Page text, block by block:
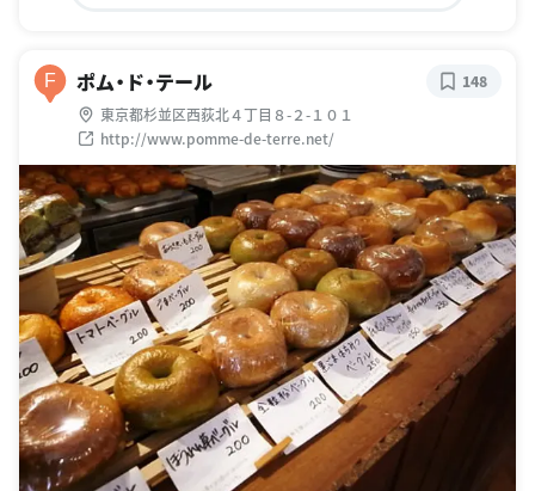
F ポム・ド・テール
東京都杉並区西荻北４丁目８-２-１０１
http://www.pomme-de-terre.net/
148